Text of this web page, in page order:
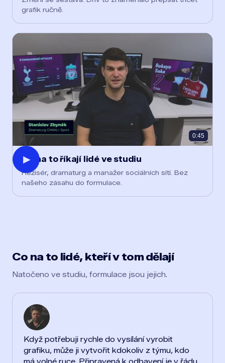
grafik ručně.
▶
0:45
Co na to říkají lidé ve studiu
Režisér, dramaturg a manažer sociálních sítí. Bez
našeho zásahu do formulace.
Co na to lidé, kteří v tom dělají
Natočeno ve studiu, formulace jsou jejich.
Když potřebuji rychle do vysílání vyrobit
grafiku, může ji vytvořit kdokoliv z týmu, kdo